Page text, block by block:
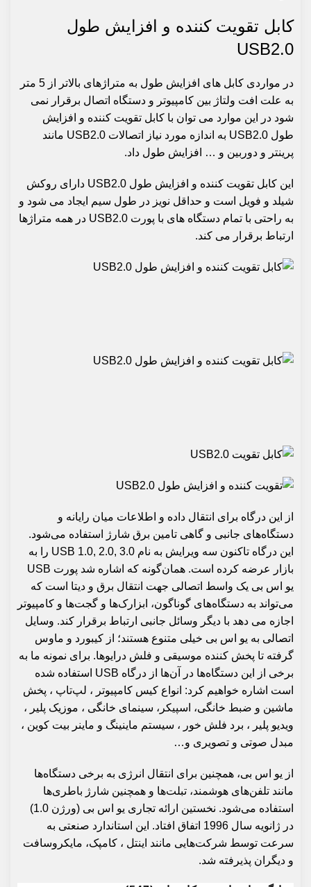
کابل تقویت کننده و افزایش طول
USB2.0
در مواردی کابل های افزایش طول به متراژهای بالاتر از 5 متر
به علت افت ولتاژ بین کامپیوتر و دستگاه اتصال برقرار نمی
شود در این موارد می توان با کابل تقویت کننده و افزایش
طول USB2.0 به اندازه مورد نیاز اتصالات
USB2.0 مانند
پرینتر و دوربین و … افزایش طول داد.
این کابل تقویت کننده و افزایش طول USB2.0 دارای روکش
شیلد و فویل است و حداقل نویز در طول سیم ایجاد می شود و
به راحتی با تمام دستگاه های با پورت USB2.0 در همه متراژها
ارتباط برقرار می کند.
از این درگاه برای انتقال داده و اطلاعات میان رایانه و
دستگاه‌های جانبی و گاهی تامین برق شارژ استفاده می‌شود.
این درگاه تاکنون سه ویرایش به نام USB 1.0, 2.0, 3.0 را به
بازار عرضه کرده است. همان‌گونه که اشاره شد پورت USB
یو اس بی یک واسط اتصالی جهت انتقال برق و دیتا است که
می‌تواند به دستگاه‌های گوناگون، ابزارک‌ها و گجت‌ها و کامپیوتر
اجازه می دهد با دیگر وسائل جانبی ارتباط برقرار کند. وسایل
اتصالی به یو اس بی خیلی متنوع هستند؛ از کیبورد و ماوس
گرفته تا پخش کننده موسیقی و فلش درایوها. برای نمونه ما به
برخی از این دستگاه‌ها در آن‌ها از درگاه USB استفاده شده
است اشاره خواهیم کرد: انواع کیس کامپیوتر ، لپ‌تاپ ، پخش
ماشین و ضبط خانگی، اسپیکر، سینمای خانگی ، موزیک پلیر ،
ویدیو پلیر ، برد فلش خور ، سیستم ماینینگ و ماینر بیت کوین ،
مبدل صوتی و تصویری و…
از یو اس بی، همچنین برای انتقال انرژی به برخی دستگاه‌ها
مانند تلفن‌های هوشمند، تبلت‌ها و همچنین شارژ باطری‌ها
استفاده می‌شود. نخستین ارائه تجاری یو اس بی (ورژن 1.0)
در ژانویه سال 1996 اتفاق افتاد. این استاندارد صنعتی به
سرعت توسط شرکت‌هایی مانند اینتل ، کامپک، مایکروسافت
و دیگران پذیرفته شد.